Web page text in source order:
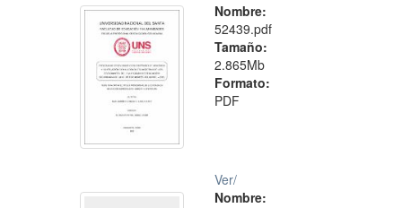
Nombre:
52439.pdf
Tamaño:
2.865Mb
Formato:
PDF
Ver/
Nombre: